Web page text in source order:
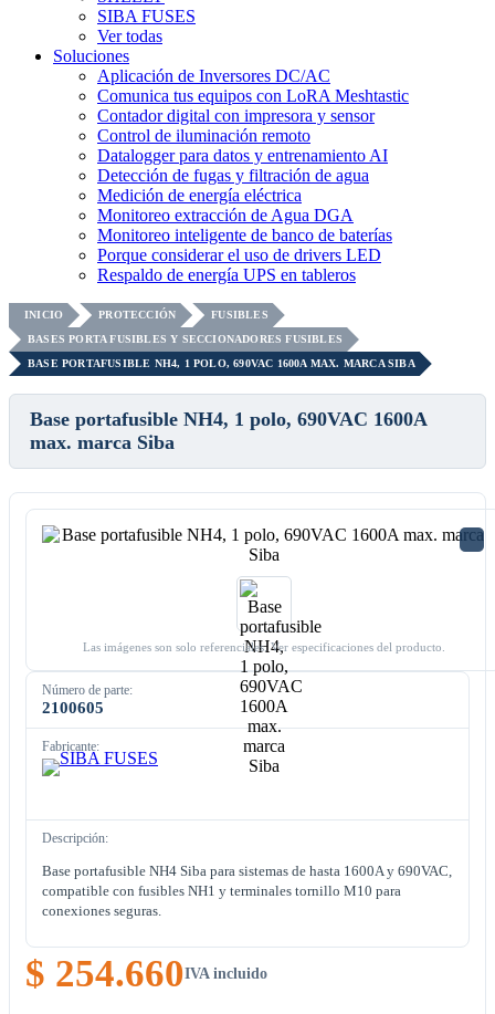
SIBA FUSES
Ver todas
Soluciones
Aplicación de Inversores DC/AC
Comunica tus equipos con LoRA Meshtastic
Contador digital con impresora y sensor
Control de iluminación remoto
Datalogger para datos y entrenamiento AI
Detección de fugas y filtración de agua
Medición de energía eléctrica
Monitoreo extracción de Agua DGA
Monitoreo inteligente de banco de baterías
Porque considerar el uso de drivers LED
Respaldo de energía UPS en tableros
INICIO PROTECCIÓN
FUSIBLES
BASES PORTA FUSIBLES Y SECCIONADORES FUSIBLES
BASE PORTAFUSIBLE NH4, 1 POLO, 690VAC 1600A MAX. MARCA SIBA
Base portafusible NH4, 1 polo, 690VAC 1600A
max. marca Siba
Las imágenes son solo referenciales. Ver especificaciones del producto.
Número de parte:
2100605
Fabricante:
Descripción:
Base portafusible NH4 Siba para sistemas de hasta 1600A y 690VAC,
compatible con fusibles NH1 y terminales tornillo M10 para
conexiones seguras.
$ 254.660IVA incluido